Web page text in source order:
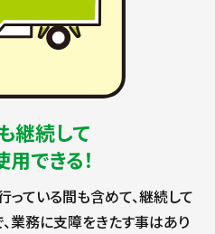
継続して
できる！
っている間も含めて、継続して
業務に支障をきたす事はあり